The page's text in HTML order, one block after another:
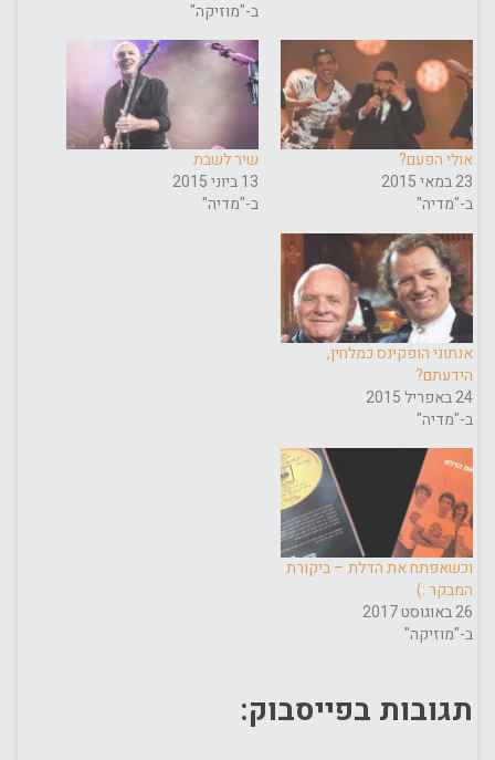
ב-"מוזיקה"
אולי הפעם?
23 במאי 2015
ב-"מדיה"
שיר לשבת
13 ביוני 2015
ב-"מדיה"
אנתוני הופקינס כמלחין,
הידעתם?
24 באפריל 2015
ב-"מדיה"
וכשאפתח את הדלת – ביקורת
המבקר :)
26 באוגוסט 2017
ב-"מוזיקה"
תגובות בפייסבוק: